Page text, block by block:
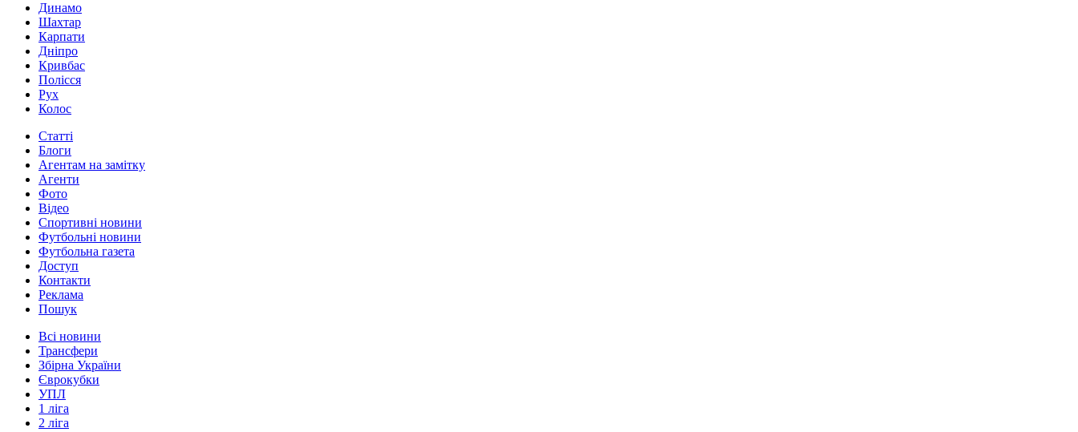
Динамо
Шахтар
Карпати
Дніпро
Кривбас
Полісся
Рух
Колос
Статті
Блоги
Агентам на замітку
Агенти
Фото
Відео
Спортивні новини
Футбольні новини
Футбольна газета
Доступ
Контакти
Реклама
Пошук
Всі новини
Трансфери
Збірна України
Єврокубки
УПЛ
1 ліга
2 ліга